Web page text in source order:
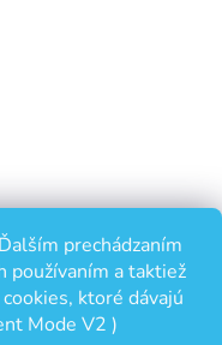
prechádzaním
používaním a taktiež
ktoré dávajú
Mode V2 )